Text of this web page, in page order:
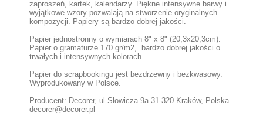
zaproszeń, kartek, kalendarzy. Piękne intensywne barwy i
wyjątkowe wzory pozwalają na stworzenie oryginalnych
kompozycji. Papiery są bardzo dobrej jakości.
Papier jednostronny o wymiarach 8" x 8" (20,3x20,3cm).
Papier o gramaturze 170 gr/m2, bardzo dobrej jakości o
trwałych i intensywnych kolorach
Papier do scrapbookingu jest bezdrzewny i bezkwasowy.
Wyprodukowany w Polsce.
Producent: Decorer, ul Słowicza 9a 31-320 Kraków, Polska
decorer@decorer.pl